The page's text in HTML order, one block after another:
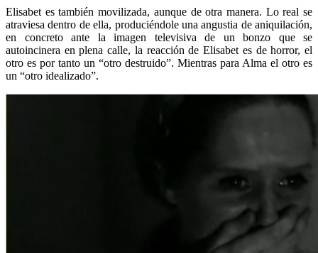
Elisabet es también movilizada, aunque de otra manera. Lo real se
atraviesa dentro de ella, produciéndole una angustia de aniquilación,
en concreto ante la imagen televisiva de un bonzo que se
autoincinera en plena calle, la reacción de Elisabet es de horror, el
otro es por tanto un “otro destruido”. Mientras para Alma el otro es
un “otro idealizado”.